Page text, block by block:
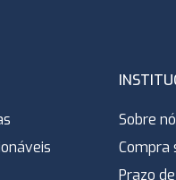
Sobre
Compra
Prazo